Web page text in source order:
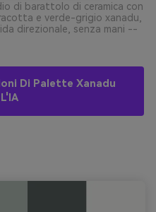
di barattolo di ceramica con
e verde-grigio xanadu,
direzionale, senza mani --
Di Palette Xanadu